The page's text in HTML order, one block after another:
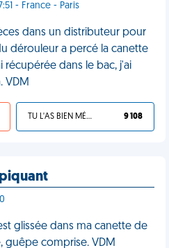
- France - Paris
dans un distributeur pour
dérouleur a percé la canette
récupérée dans le bac, j'ai
VDM
TU L'AS BIEN MÉRITÉ 9 108
glissée dans ma canette de
guêpe comprise. VDM